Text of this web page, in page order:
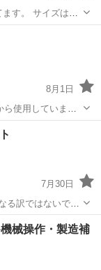
す。 サイズは画
いします。 できる
す。 よろしくお
8月1日
使用していまし
。 2人掛け
れるくらいのサイ
7月30日
訳ではないです
械操作・製造補